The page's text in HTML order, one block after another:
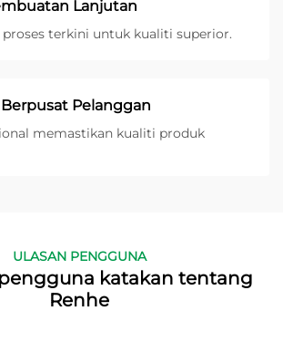
Lanjutan
terkini untuk kualiti superior.
Pelanggan
memastikan kualiti produk
ULASAN PENGGUNA
katakan tentang
Renhe